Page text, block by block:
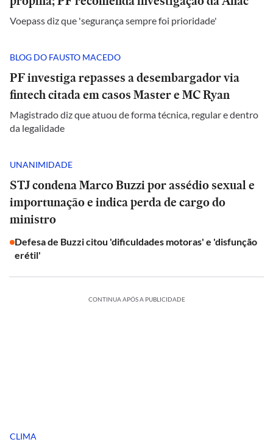
Voepass diz que 'segurança sempre foi prioridade'
BLOG DO FAUSTO MACEDO
PF investiga repasses a desembargador via
fintech citada em casos Master e MC Ryan
Magistrado diz que atuou de forma técnica, regular e dentro
da legalidade
UNANIMIDADE
STJ condena Marco Buzzi por assédio sexual e
importunação e indica perda de cargo do
ministro
Defesa de Buzzi citou 'dificuldades motoras' e 'disfunção
erétil'
CONTINUA APÓS A PUBLICIDADE
CLIMA